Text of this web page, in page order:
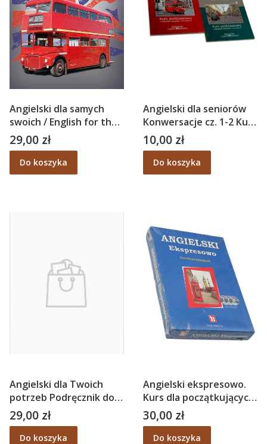
Angielski dla samych
swoich / English for the
old fellows - Tadeusz
Zubiński
Cena
29,00 zł
Do koszyka
Angielski dla seniorów
Konwersacje cz. 1-2 Kurs
podstawowy
Cena
10,00 zł
Do koszyka
Angielski dla Twoich
potrzeb Podręcznik do
nauki angielskiego – M
Kuczyński
Cena
29,00 zł
Do koszyka
Angielski ekspresowo.
Kurs dla początkujących
+ 3 CD
Cena
30,00 zł
Do koszyka